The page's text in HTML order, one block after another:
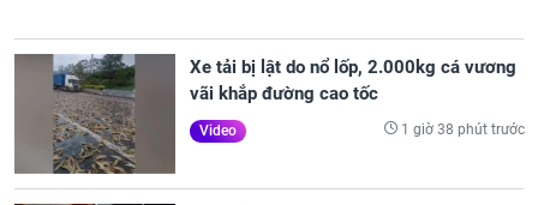
Xe tải bị lật do nổ lốp, 2.000kg cá vương
vãi khắp đường cao tốc
Video 1 giờ 38 phút trước